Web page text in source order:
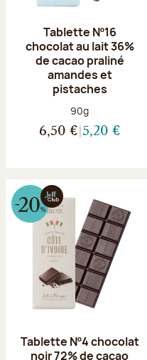
Tablette Nº16
chocolat au lait 36%
de cacao praliné
amandes et
pistaches
Poids net :
90g
6,50 € 5,20 €
Tablette Nº4 chocolat
noir 72% de cacao